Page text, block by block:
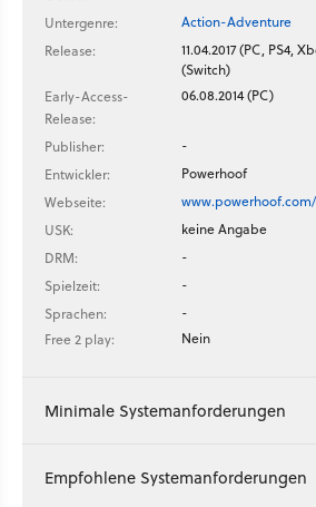
Untergenre:
Action-Adventure
Release:
11.04.2017 (PC, PS4,
(Switch)
Early-Access-
Release:
06.08.2014 (PC)
Publisher:
-
Entwickler:
Powerhoof
Webseite:
USK:
keine Angabe
DRM:
-
Spielzeit:
-
Sprachen:
-
Free 2 play:
Nein
Minimale Systemanforderungen
Empfohlene Systemanforderungen